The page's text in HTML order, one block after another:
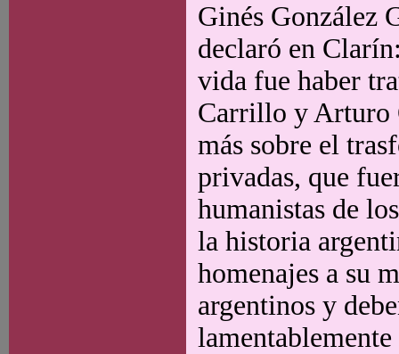
Ginés González
declaró en
vida fue haber
Carrillo y Arturo
más sobre el
privadas, que
humanistas de
la historia
homenajes a su
argentinos y